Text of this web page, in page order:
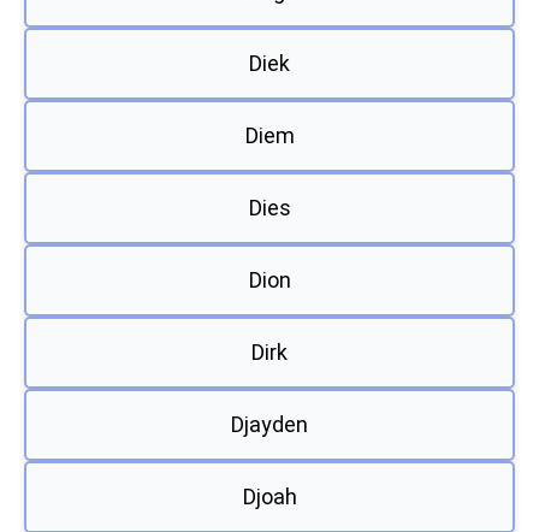
Diek
Diem
Dies
Dion
Dirk
Djayden
Djoah